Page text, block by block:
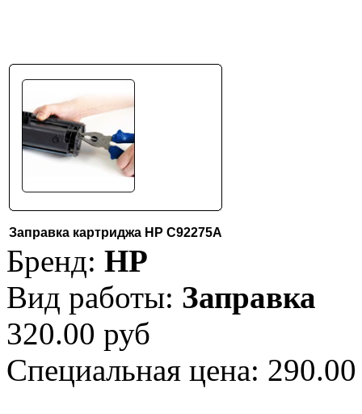
Заправка картриджа HP C92275A
Бренд: HP
Вид работы: Заправка
320.00 руб
Специальная цена: